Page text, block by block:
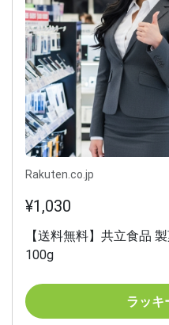
Rakuten.co.jp
¥1,030
【送料無料】共立食品
100g
ラッキ